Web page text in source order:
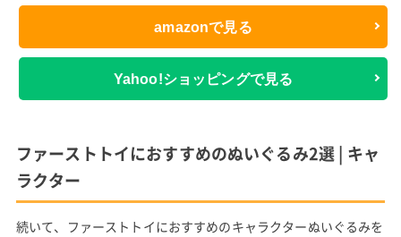
amazonで見る
Yahoo!ショッピングで見る
ファーストトイにおすすめのぬいぐるみ2選 | キャ
ラクター
続いて、ファーストトイにおすすめのキャラクターぬいぐるみを